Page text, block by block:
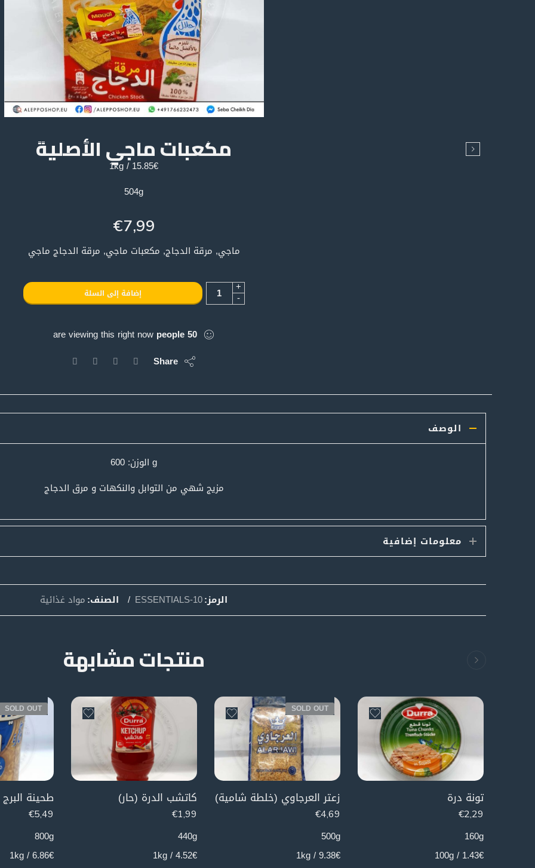
مكعبات ماجي الأصلية
15.85€ / 1kg
504g
€7,99
ماجي, مرقة الدجاج, مكعبات ماجي, مرقة الدجاج ماجي
+
- إضافة إلى السلة
50
people
are viewing this right now
Share
الوصف
g الوزن: 600
مزيج شهي من التوابل والنكهات و مرق الدجاج
معلومات إضافية
الرمز:ESSENTIALS-10 الصنف:مواد غذائية
منتجات مشابهة
تونة درة
€2,29
160g
1.43€ / 100g
SOLD OUT
زعتر العرجاوي (خلطة شامية)
€4,69
500g
9.38€ / 1kg
كاتشب الدرة (حار)
€1,99
440g
4.52€ / 1kg
SOLD OUT
طحينة البرج
€5,49
800g
6.86€ / 1kg